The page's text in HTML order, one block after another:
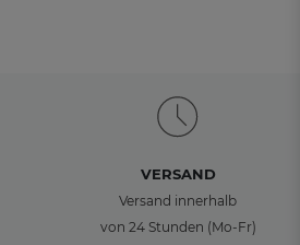
VERSAND
Versand innerhalb
von 24 Stunden (Mo-Fr)